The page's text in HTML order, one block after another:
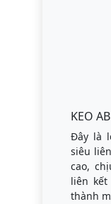
KEO
Đây là
siêu
cao,
liên
thành